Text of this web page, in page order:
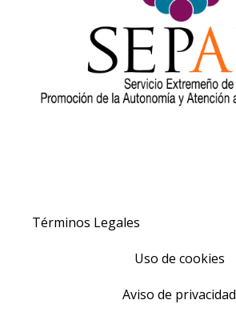
Términos Legales
Uso de cookies
Aviso de privacidad